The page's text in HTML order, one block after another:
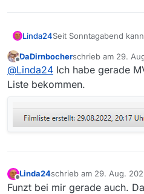
Linda24Seit Sonntagabend
über den Button nicht.
Offline
DaDirnbocherschrieb am 29.
zuletzt editiert von
@Linda24 Ich habe gerade
Liste bekommen.
Offline
Linda24schrieb am 29. Aug.
zuletzt editiert von
Funzt bei mir gerade auch.